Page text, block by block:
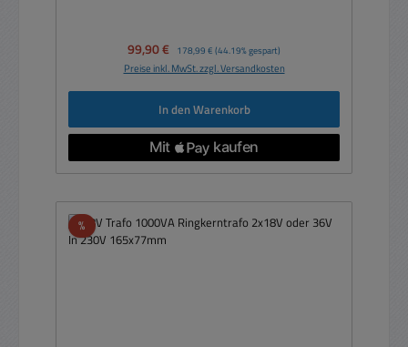
Verkaufspreis:
99,90 € Regulärer Preis:
178,99 € (44.19% gespart)
Preise inkl. MwSt. zzgl. Versandkosten
In den Warenkorb
%Rabatt